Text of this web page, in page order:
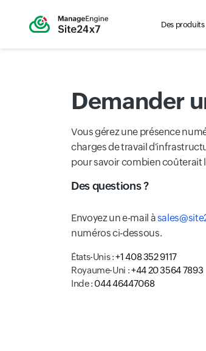
Des produits
Demander
Vous gérez une présence
charges de travail
pour savoir combien coûterait
Des questions ?
Envoyez un e-mail à
numéros ci-dessous.
États-Unis :+1 408 352 9117
Royaume-Uni :+44 20 3564 7893
Inde : 044 46447068